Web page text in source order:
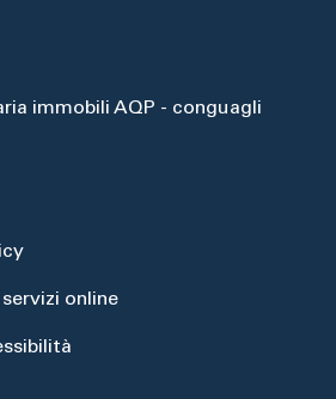
immobili AQP - conguagli
online